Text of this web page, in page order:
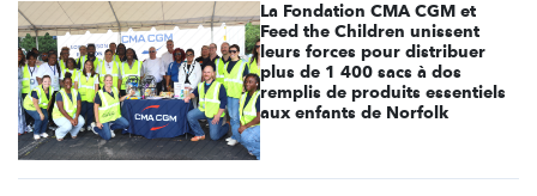
La Fondation CMA CGM et
Feed the Children unissent
leurs forces pour distribuer
plus de 1 400 sacs à dos
remplis de produits essentiels
aux enfants de Norfolk